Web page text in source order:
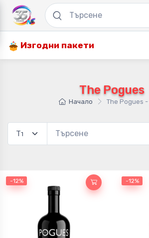
Изгодни пакети
The Pogues
Начало The Pogues -
-12% -12%